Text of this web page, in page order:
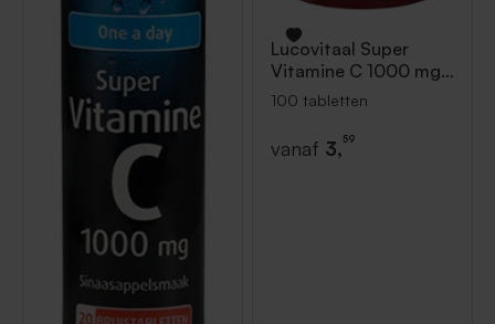
Lucovitaal Super
Vitamine C 1000 mg
100 tabletten
100 tabletten
vanaf 3,59